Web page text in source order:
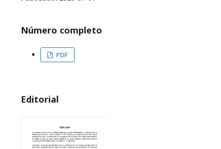
Número completo
PDF
Editorial